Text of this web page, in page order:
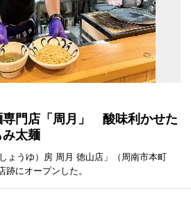
専門店「周月」 酸味利かせた
太麺
ょうゆ）房 周月 徳山店」（周南市本町
にオープンした。